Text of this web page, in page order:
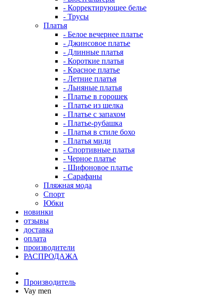
- Корректирующее белье
- Трусы
Платья
- Белое вечернее платье
- Джинсовое платье
- Длинные платья
- Короткие платья
- Красное платье
- Летние платья
- Льняные платья
- Платье в горошек
- Платье из шелка
- Платье с запахом
- Платье-рубашка
- Платья в стиле бохо
- Платья миди
- Спортивные платья
- Черное платье
- Шифоновое платье
- Сарафаны
Пляжная мода
Спорт
Юбки
новинки
отзывы
доставка
оплата
производители
РАСПРОДАЖА
Производитель
Vay men